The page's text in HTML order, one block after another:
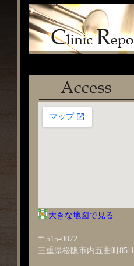
大きな地図で見る
〒515-0072
三重県松阪市内五曲町85-1